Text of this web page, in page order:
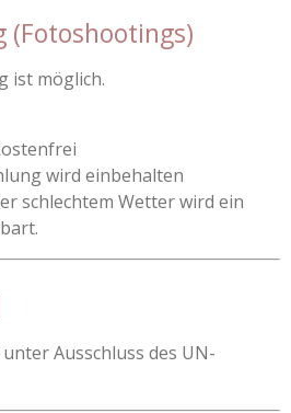
(Fotoshootings)
ist möglich.
wird einbehalten
schlechtem Wetter wird ein
Ausschluss des UN-